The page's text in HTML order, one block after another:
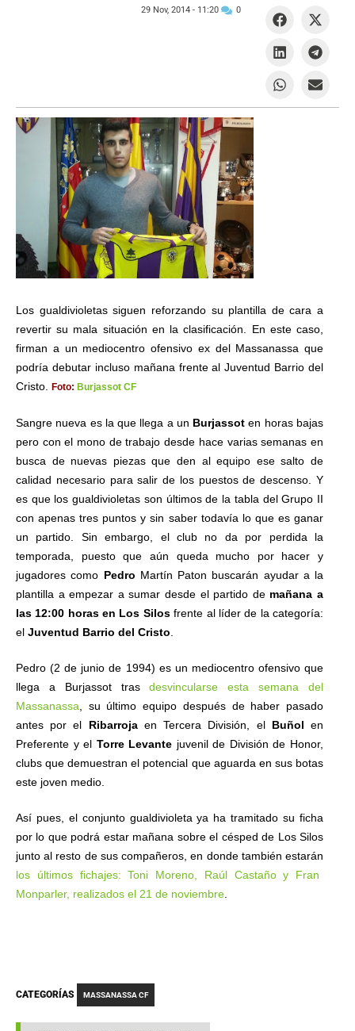
Los gualdivioletas siguen reforzando su plantilla de cara a
revertir su mala situación en la clasificación. En este caso,
firman a un mediocentro ofensivo ex del Massanassa que
podría debutar incluso mañana frente al Juventud Barrio del
Cristo.
Foto: Burjassot CF
Sangre nueva es la que llega a un Burjassoten horas bajas
pero con el mono de trabajo desde hace varias semanas en
busca de nuevas piezas que den al equipo ese salto de
calidad necesario para salir de los puestos de descenso. Y
es que los gualdivioletas son últimos de la tabla del Grupo II
con apenas tres puntos y sin saber todavía lo que es ganar
un partido. Sin embargo, el club no da por perdida la
temporada, puesto que aún queda mucho por hacer y
jugadores como Pedro Martín Paton buscarán ayudar a la
plantilla a empezar a sumar desde el partido de mañana a
las 12:00 horas en Los Silosfrente al líder de la categoría:
el Juventud Barrio del Cristo
Pedro (2 de junio de 1994) es un mediocentro ofensivo que
llega a Burjassot trasdesvincularse esta semana del
Massanassa , su último equipo después de haber pasado
antes por el Ribarroja en Tercera División, el Buñolen
Preferente y el Torre Levante juvenil de División de Honor,
clubs que demuestran el potencial que aguarda en sus botas
este joven medio.
Así pues, el conjunto gualdivioleta ya ha tramitado su ficha
por lo que podrá estar mañana sobre el césped de Los Silos
junto al resto de sus compañeros, en donde también estarán
los últimos fichajes: Toni Moreno, Raúl Castaño y Fran
Monparler, realizados el 21 de noviembre
29 Nov, 2014 - 11:20 0
CATEGORÍAS MASSANASSA CF